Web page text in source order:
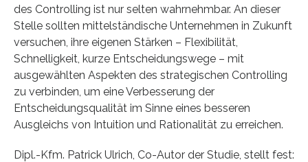
des Controlling ist nur selten wahrnehmbar. An dieser
Stelle sollten mittelständische Unternehmen in Zukunft
versuchen, ihre eigenen Stärken – Flexibilität,
Schnelligkeit, kurze Entscheidungswege – mit
ausgewählten Aspekten des strategischen Controlling
zu verbinden, um eine Verbesserung der
Entscheidungsqualität im Sinne eines besseren
Ausgleichs von Intuition und Rationalität zu erreichen.
Dipl.-Kfm. Patrick Ulrich, Co-Autor der Studie, stellt fest: